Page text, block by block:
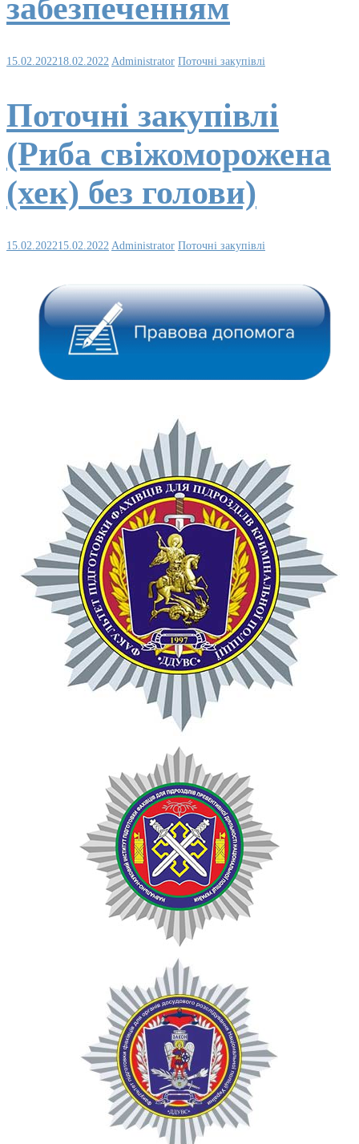
забезпеченням
15.02.202218.02.2022 Administrator Поточні закупівлі
Поточні закупівлі
(Риба свіжоморожена
(хек) без голови)
15.02.202215.02.2022 Administrator Поточні закупівлі